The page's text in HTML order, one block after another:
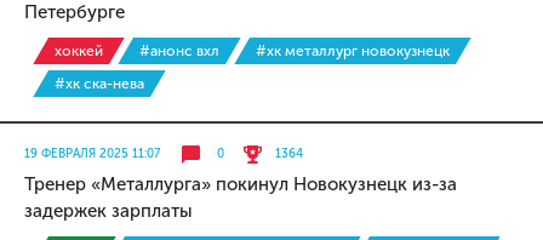
Петербурге
хоккей #анонс вхл
#хк металлург новокузнецк
#хк ска-нева
19 ФЕВРАЛЯ 2025 11:07 0 1364
Тренер «Металлурга» покинул Новокузнецк из-за
задержек зарплаты